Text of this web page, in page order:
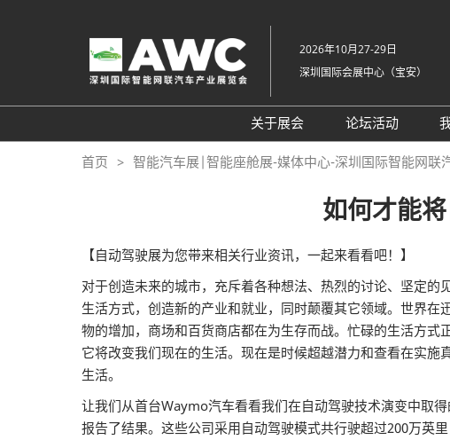
跳
转
容
2026年10月27-29日
深圳国际会展中心（宝安）
关于展会
组织架构
展品范围
展馆平面图
交通住宿
常见问题解答（Q & A）
论坛活动
2025同期会
往届回顾
首页 智能汽车展|智能座舱展-媒体中心-深圳国际智能网联
如何才能
【自动驾驶展为您带来相关行业资讯，一起来看看吧！】
对于创造未来的城市，充斥着各种想法、热烈的讨论、坚定
生活方式，创造新的产业和就业，同时颠覆其它领域。世界
物的增加，商场和百货商店都在为生存而战。忙碌的生活方式
它将改变我们现在的生活。现在是时候超越潜力和查看在实
生活。
让我们从首台Waymo汽车看看我们在自动驾驶技术演变中取
报告了结果。这些公司采用自动驾驶模式共行驶超过200万英